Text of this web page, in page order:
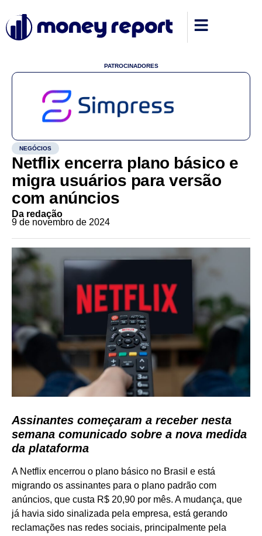
PATROCINADORES
NEGÓCIOS
Netflix encerra plano básico e
migra usuários para versão
com anúncios
Da redação
9 de novembro de 2024
Assinantes começaram a receber nesta
semana comunicado sobre a nova medida
da plataforma
A Netflix encerrou o plano básico no Brasil e está
migrando os assinantes para o plano padrão com
anúncios, que custa R$ 20,90 por mês. A mudança, que
já havia sido sinalizada pela empresa, está gerando
reclamações nas redes sociais, principalmente pela